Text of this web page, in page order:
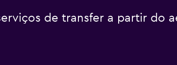
de transfer a partir do